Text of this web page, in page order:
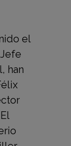
el
han